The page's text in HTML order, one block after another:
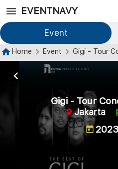
EVENTNAVY
Event
Home Event Gigi - Tour
Gigi - Tour
Jakarta